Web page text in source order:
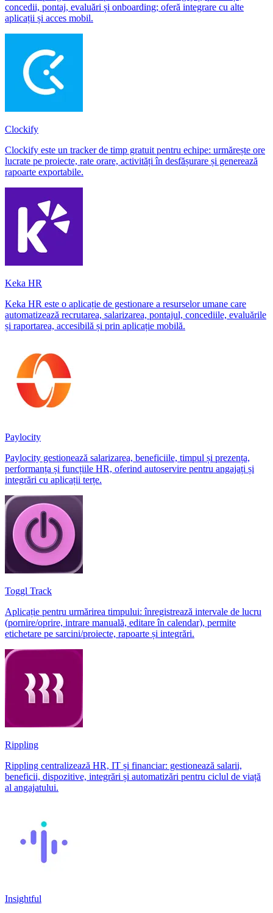
concedii, pontaj, evaluări și onboarding; oferă integrare cu alte
aplicații și acces mobil.
Clockify
Clockify este un tracker de timp gratuit pentru echipe: urmărește ore
lucrate pe proiecte, rate orare, activități în desfășurare și generează
rapoarte exportabile.
Keka HR
Keka HR este o aplicație de gestionare a resurselor umane care
automatizează recrutarea, salarizarea, pontajul, concediile, evaluările
și raportarea, accesibilă și prin aplicație mobilă.
Paylocity
Paylocity gestionează salarizarea, beneficiile, timpul și prezența,
performanța și funcțiile HR, oferind autoservire pentru angajați și
integrări cu aplicații terțe.
Toggl Track
Aplicație pentru urmărirea timpului: înregistrează intervale de lucru
(pornire/oprire, intrare manuală, editare în calendar), permite
etichetare pe sarcini/proiecte, rapoarte și integrări.
Rippling
Rippling centralizează HR, IT și financiar: gestionează salarii,
beneficii, dispozitive, integrări și automatizări pentru ciclul de viață
al angajatului.
Insightful